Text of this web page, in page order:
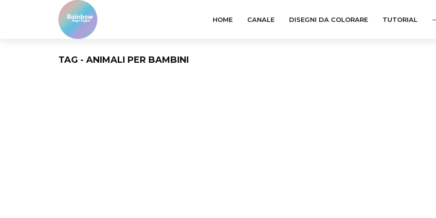
HOME CANALE DISEGNI DA COLORARE TUTORIAL ···
TAG - ANIMALI PER BAMBINI